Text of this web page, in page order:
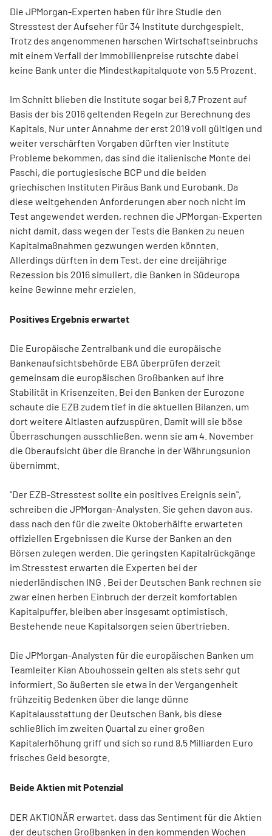
Die JPMorgan-Experten haben für ihre Studie den
Stresstest der Aufseher für 34 Institute durchgespielt.
Trotz des angenommenen harschen Wirtschaftseinbruchs
mit einem Verfall der Immobilienpreise rutschte dabei
keine Bank unter die Mindestkapitalquote von 5,5 Prozent.
Im Schnitt blieben die Institute sogar bei 8,7 Prozent auf
Basis der bis 2016 geltenden Regeln zur Berechnung des
Kapitals. Nur unter Annahme der erst 2019 voll gültigen und
weiter verschärften Vorgaben dürften vier Institute
Probleme bekommen, das sind die italienische Monte dei
Paschi, die portugiesische BCP und die beiden
griechischen Instituten Piräus Bank und Eurobank. Da
diese weitgehenden Anforderungen aber noch nicht im
Test angewendet werden, rechnen die JPMorgan-Experten
nicht damit, dass wegen der Tests die Banken zu neuen
Kapitalmaßnahmen gezwungen werden könnten.
Allerdings dürften in dem Test, der eine dreijährige
Rezession bis 2016 simuliert, die Banken in Südeuropa
keine Gewinne mehr erzielen.
Positives Ergebnis erwartet
Die Europäische Zentralbank und die europäische
Bankenaufsichtsbehörde EBA überprüfen derzeit
gemeinsam die europäischen Großbanken auf ihre
Stabilität in Krisenzeiten. Bei den Banken der Eurozone
schaute die EZB zudem tief in die aktuellen Bilanzen, um
dort weitere Altlasten aufzuspüren. Damit will sie böse
Überraschungen ausschließen, wenn sie am 4. November
die Oberaufsicht über die Branche in der Währungsunion
übernimmt.
"Der EZB-Stresstest sollte ein positives Ereignis sein",
schreiben die JPMorgan-Analysten. Sie gehen davon aus,
dass nach den für die zweite Oktoberhälfte erwarteten
offiziellen Ergebnissen die Kurse der Banken an den
Börsen zulegen werden. Die geringsten Kapitalrückgänge
im Stresstest erwarten die Experten bei der
niederländischen ING . Bei der Deutschen Bank rechnen sie
zwar einen herben Einbruch der derzeit komfortablen
Kapitalpuffer, bleiben aber insgesamt optimistisch.
Bestehende neue Kapitalsorgen seien übertrieben.
Die JPMorgan-Analysten für die europäischen Banken um
Teamleiter Kian Abouhossein gelten als stets sehr gut
informiert. So äußerten sie etwa in der Vergangenheit
frühzeitig Bedenken über die lange dünne
Kapitalausstattung der Deutschen Bank, bis diese
schließlich im zweiten Quartal zu einer großen
Kapitalerhöhung griff und sich so rund 8,5 Milliarden Euro
frisches Geld besorgte.
Beide Aktien mit Potenzial
DER AKTIONÄR erwartet, dass das Sentiment für die Aktien
der deutschen Großbanken in den kommenden Wochen